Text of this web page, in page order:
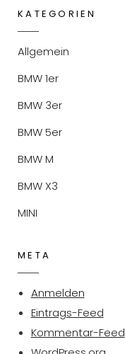
KATEGORIEN
Allgemein
BMW 1er
BMW 3er
BMW 5er
BMW M
BMW X3
MINI
META
Anmelden
Eintrags-Feed
Kommentar-Feed